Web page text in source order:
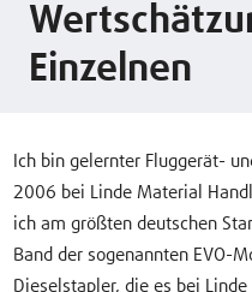
Einzelnen
Ich bin gelernter Fluggerät-
2006 bei Linde Material
ich am größten deutschen
Band der sogenannten EVO-
Dieselstapler, die es bei